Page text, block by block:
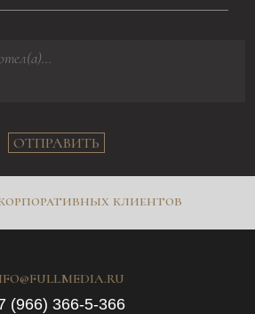
ОТПРАВИТЬ
клиентов
(966) 366-5-366